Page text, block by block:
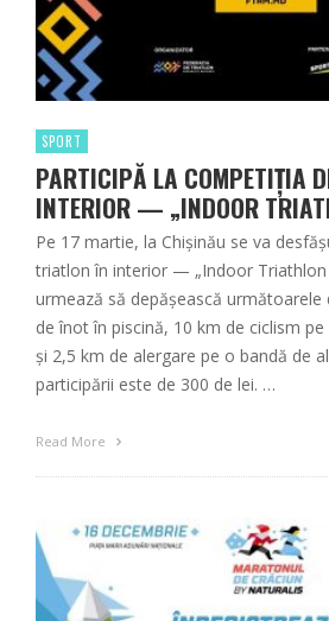
SPORT
PARTICIPĂ LA COMPETIȚIA
INTERIOR — „INDOOR
Pe 17 martie, la Chișinău se va
triatlon în interior — „Indoor Triathlon
urmează să depășească
de înot în piscină, 10 km de ciclism
și 2,5 km de alergare pe o bandă de
participării este de 300 de lei. …
Read More